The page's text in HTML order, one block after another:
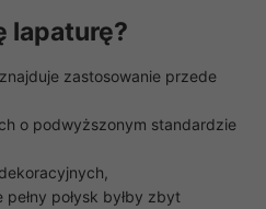
lapaturę?
zastosowanie przede
o podwyższonym standardzie
połysk byłby zbyt